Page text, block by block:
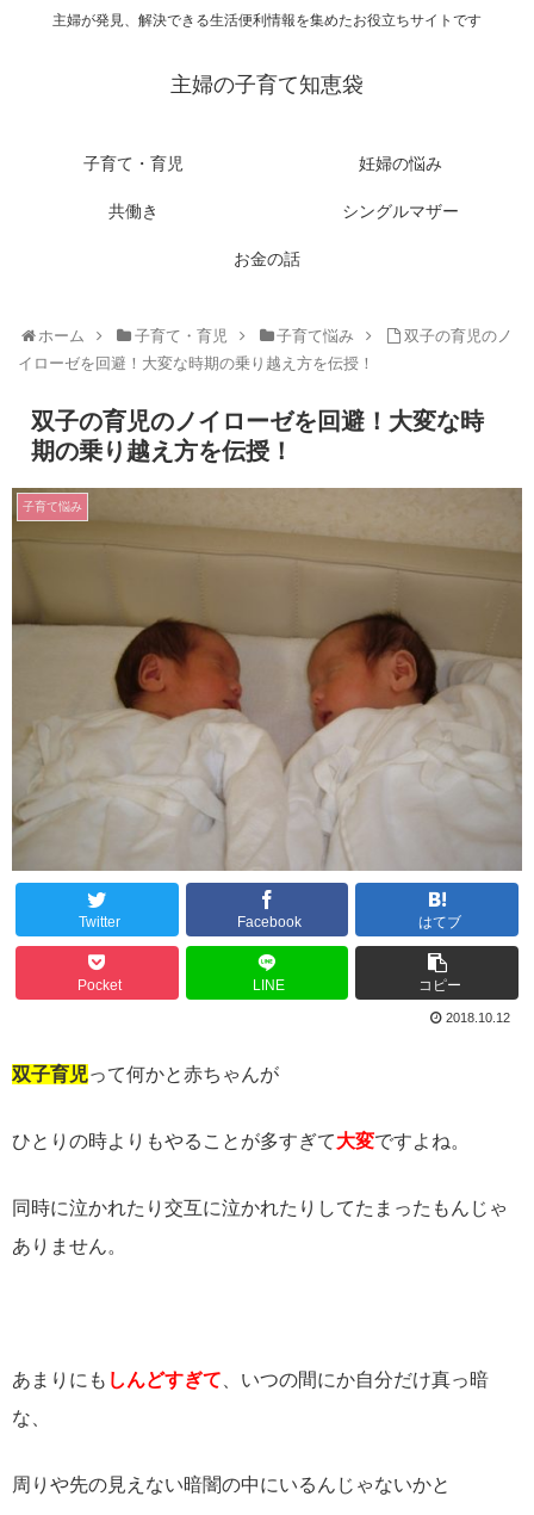
主婦が発見、解決できる生活便利情報を集めたお役立ちサイトです
主婦の子育て知恵袋
子育て・育児 妊婦の悩み
共働き シングルマザー
お金の話
ホーム 子育て・育児 子育て悩み
双子の育児のノ
イローゼを回避！大変な時期の乗り越え方を伝授！
双子の育児のノイローゼを回避！大変な時
期の乗り越え方を伝授！
子育て悩み
Twitter Facebook はてブ
Pocket LINE コピー
2018.10.12
双子育児って何かと赤ちゃんが
ひとりの時よりもやることが多すぎて大変ですよね。
同時に泣かれたり交互に泣かれたりしてたまったもんじゃ
ありません。
あまりにも しんどすぎて 、いつの間にか自分だけ真っ暗
な、
周りや先の見えない暗闇の中にいるんじゃないかと